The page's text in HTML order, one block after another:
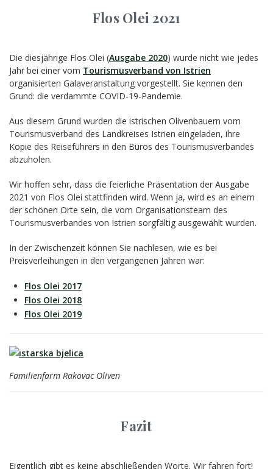
Flos Olei 2021
Die diesjährige Flos Olei (Ausgabe 2020) wurde nicht wie jedes
Jahr bei einer vom Tourismusverband von Istrien
organisierten Galaveranstaltung vorgestellt. Sie kennen den
Grund: die verdammte COVID-19-Pandemie.
Aus diesem Grund wurden die istrischen Olivenbauern vom
Tourismusverband des Landkreises Istrien eingeladen, ihre
Kopie des Reiseführers in den Büros des Tourismusverbandes
abzuholen.
Wir hoffen sehr, dass die feierliche Präsentation der Ausgabe
2021 von Flos Olei stattfinden wird. Wenn ja, wird es an einem
der schönen Orte sein, die vom Organisationsteam des
Tourismusverbandes von Istrien sorgfältig ausgewählt wurden.
In der Zwischenzeit können Sie nachlesen, wie es bei
Preisverleihungen in den vergangenen Jahren war:
Flos Olei 2017
Flos Olei 2018
Flos Olei 2019
Familienfarm Rakovac Oliven
Fazit
Eigentlich gibt es keine abschließenden Worte. Wir fahren fort!